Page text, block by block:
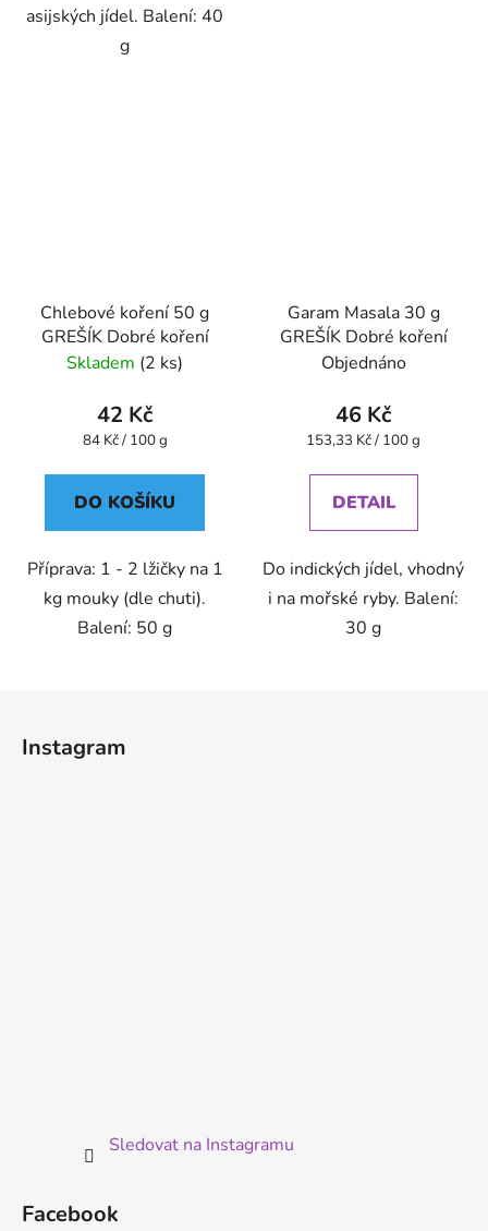
asijských jídel. Balení: 40
g
Chlebové koření 50 g
GREŠÍK Dobré koření
Skladem (2 ks)
42 Kč
Měrná
84 Kč / 100 g
DO KOŠÍKU
Příprava: 1 - 2 lžičky na 1
kg mouky (dle chuti).
Balení: 50 g
Garam Masala 30 g
GREŠÍK Dobré koření
Objednáno
46 Kč
Měrná
153,33 Kč / 100 g
DETAIL
Do indických jídel, vhodný
i na mořské ryby. Balení:
30 g
Instagram
Sledovat na Instagramu
Facebook